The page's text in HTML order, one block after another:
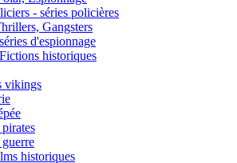
- séries policières
Gangsters
d'espionnage
historiques
vikings
historiques